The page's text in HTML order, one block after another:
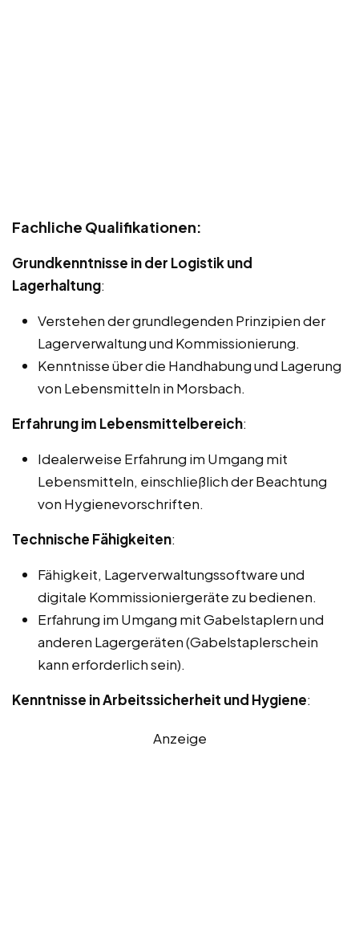
Fachliche Qualifikationen:
Grundkenntnisse in der Logistik und
Lagerhaltung:
Verstehen der grundlegenden Prinzipien der
Lagerverwaltung und Kommissionierung.
Kenntnisse über die Handhabung und Lagerung
von Lebensmitteln in Morsbach.
Erfahrung im Lebensmittelbereich:
Idealerweise Erfahrung im Umgang mit
Lebensmitteln, einschließlich der Beachtung
von Hygienevorschriften.
Technische Fähigkeiten:
Fähigkeit, Lagerverwaltungssoftware und
digitale Kommissioniergeräte zu bedienen.
Erfahrung im Umgang mit Gabelstaplern und
anderen Lagergeräten (Gabelstaplerschein
kann erforderlich sein).
Kenntnisse in Arbeitssicherheit und Hygiene:
Anzeige